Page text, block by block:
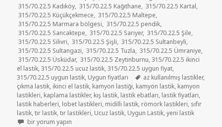
315/70.22.5 Kadıköy, 315/70.22.5 Kağıthane, 315/70.22.5 Kartal,
315/70.22.5 Küçükçekmece, 315/70.22.5 Maltepe,
315/70.22.5 Marmara bölgesi, 315/70.22.5 pendik,
315/70.22.5 Sancaktepe, 315/70.22.5 Sarıyer, 315/70.22.5 Şile,
315/70.22.5 Silivri, 315/70.22.5 Şişli, 315/70.22.5 Sultanbeyli,
315/70.22.5 Sultangazi, 315/70.22.5 Tuzla, 315/70.22.5 Ümraniye,
315/70.22.5 Üsküdar, 315/70.22.5 Zeytinburnu,315/70.22.5 ikinci
el lastik,315/70.22.5 ucuz lastik,315/70.22.5 uygun fiyat,
315/70.22.5 uygun lastik, Uygun fiyatları Etiketler
az kullanılmış lastikler,
çıkma lastik, ikinci el lastik, kamyon lastiği, kamyon lastik, kamyon
lastikleri, kaplama lastikler, kış lastik, lastik ebatları, lastik fiyatları,
lastik haberleri, lobet lastikleri, midilli lastik, römork lastikleri, sıfır
lastik,tır lastik,tır lastikleri, Ucuz lastik, Uygun Lastik,yeni lastik
İKİNCİ EL MİDİLLİ LASTİK 315/70.22.5 için
bir yorum yapın